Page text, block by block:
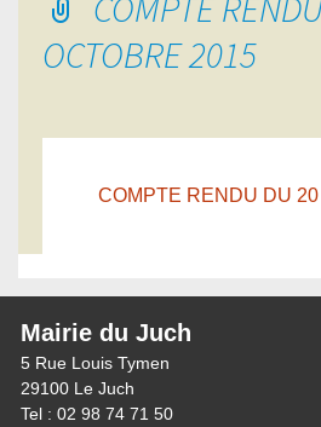
OCTOBRE 2015
COMPTE RENDU DU
Mairie du Juch
5 Rue Louis Tymen
29100 Le Juch
Tel : 02 98 74 71 50